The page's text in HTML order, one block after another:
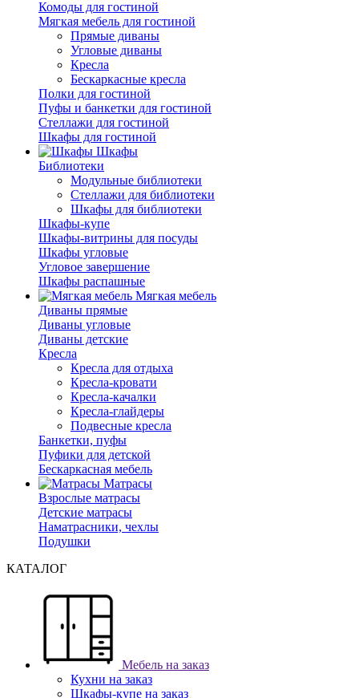
Комоды для гостиной
Мягкая мебель для гостиной
Прямые диваны
Угловые диваны
Кресла
Бескаркасные кресла
Полки для гостиной
Пуфы и банкетки для гостиной
Стеллажи для гостиной
Шкафы для гостиной
Шкафы
Библиотеки
Модульные библиотеки
Стеллажи для библиотеки
Шкафы для библиотеки
Шкафы-купе
Шкафы-витрины для посуды
Шкафы угловые
Угловое завершение
Шкафы распашные
Мягкая мебель
Диваны прямые
Диваны угловые
Диваны детские
Кресла
Кресла для отдыха
Кресла-кровати
Кресла-качалки
Кресла-глайдеры
Подвесные кресла
Банкетки, пуфы
Пуфики для детской
Бескаркасная мебель
Матрасы
Взрослые матрасы
Детские матрасы
Наматрасники, чехлы
Подушки
КАТАЛОГ
Мебель на заказ
Кухни на заказ
Шкафы-купе на заказ